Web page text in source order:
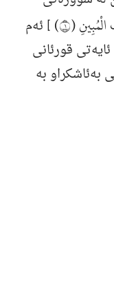
(١)
] ئه‌م
قورئانی
به‌ئاشكراو به‌